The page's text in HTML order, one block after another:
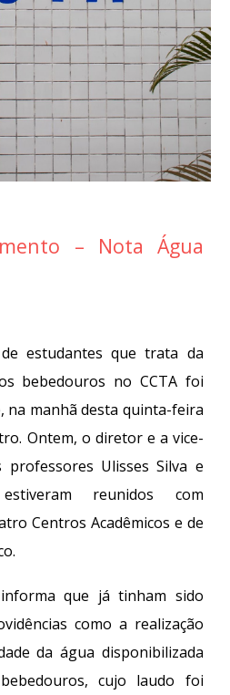
– Nota Água
estudantes que trata da
bebedouros no CCTA foi
na manhã desta quinta-feira
Ontem, o diretor e a vice-
professores Ulisses Silva e
reunidos com
Centros Acadêmicos e de
que já tinham sido
como a realização
da água disponibilizada
cujo laudo foi